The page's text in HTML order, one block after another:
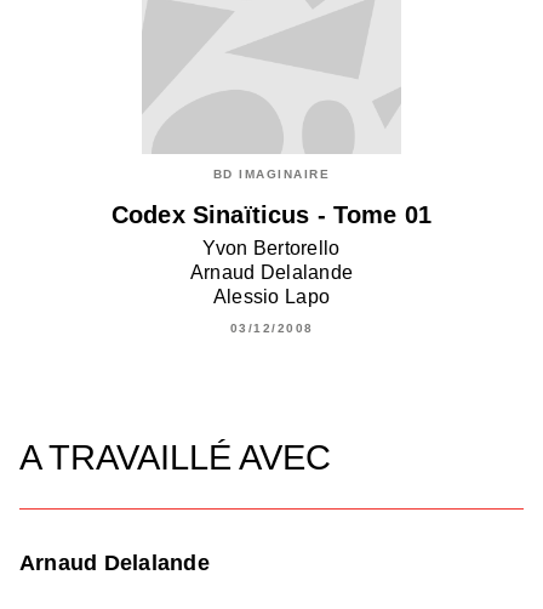
BD IMAGINAIRE
Codex Sinaïticus - Tome 01
Yvon Bertorello
Arnaud Delalande
Alessio Lapo
03/12/2008
A TRAVAILLÉ AVEC
Arnaud Delalande